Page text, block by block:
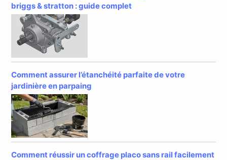
briggs & stratton : guide complet
Comment assurer l’étanchéité parfaite de votre
jardinière en parpaing
Comment réussir un coffrage placo sans rail facilement